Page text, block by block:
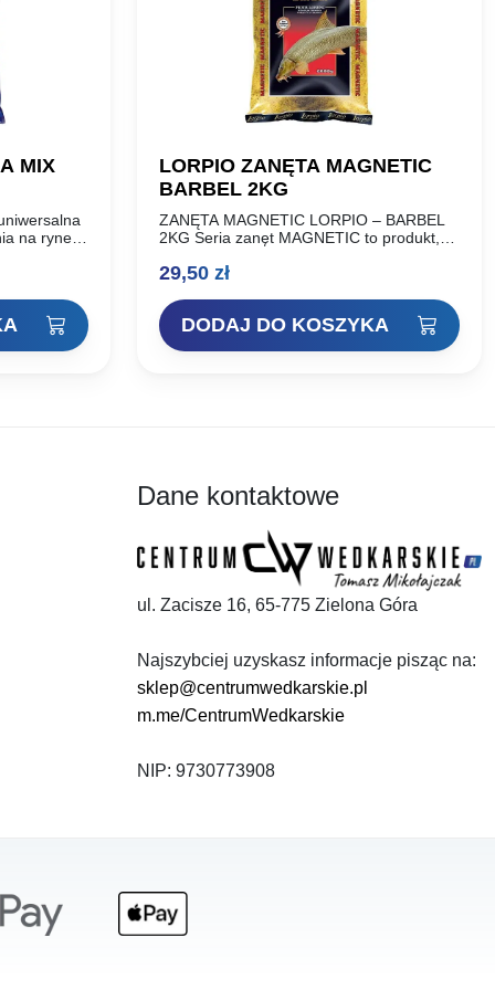
MIX
na rynek
LORPIO ZANĘTA MAGNETIC
BARBEL 2KG
ZANĘTA MAGNETIC LORPIO – BARBEL
2KG Seria zanęt MAGNETIC to produkt,
wprowadzenia do sprzedaży możemy w
29,50 zł
DODAJ DO KOSZYKA
Dane kontaktowe
ul. Zacisze 16, 65-775 Zielona Góra
Najszybciej uzyskasz informacje pisząc na:
sklep@centrumwedkarskie.pl
m.me/CentrumWedkarskie
NIP: 9730773908